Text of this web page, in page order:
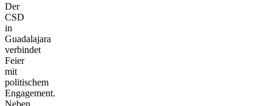
Der
CSD
in
Guadalajara
verbindet
Feier
mit
politischem
Engagement.
Neben